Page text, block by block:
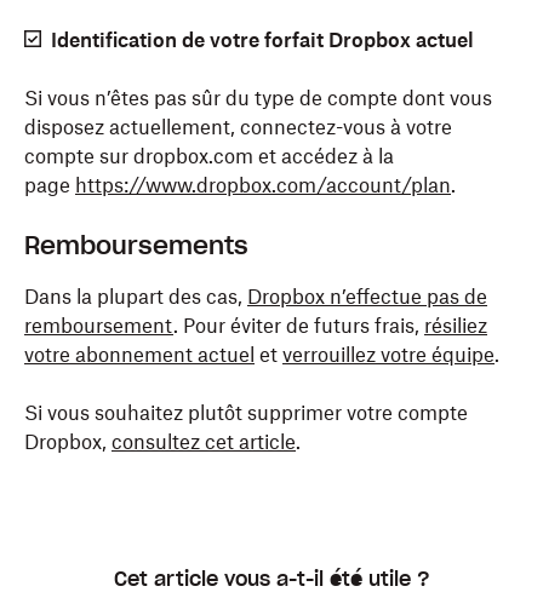
Identification de votre forfait Dropbox actuel
Si vous n’êtes pas sûr du type de compte dont vous
disposez actuellement, connectez-vous à votre
compte sur dropbox.com et accédez à la
page https://www.dropbox.com/account/plan.
Remboursements
Dans la plupart des cas, Dropbox n’effectue pas de
remboursement. Pour éviter de futurs frais, résiliez
votre abonnement actuel et verrouillez votre équipe.
Si vous souhaitez plutôt supprimer votre compte
Dropbox, consultez cet article.
Cet article vous a-t-il été utile ?